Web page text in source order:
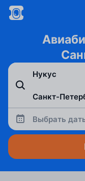
Выбрать